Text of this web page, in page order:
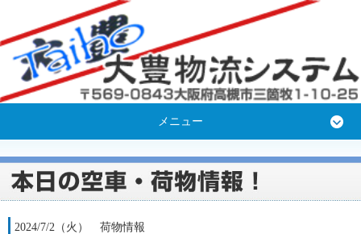
メニュー
2024/7/2（火） 荷物情報